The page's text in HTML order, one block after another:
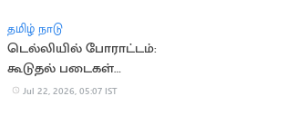
தமிழ் நாடு
டெல்லியில் போராட்டம்:
கூடுதல் படைகள்
வரவிழிப்பு
Jul 22, 2026, 05:07 IST